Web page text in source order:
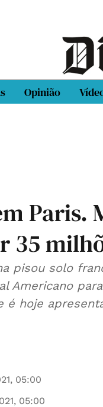
Opinião
Paris.
35
pisou solo
Americano
é hoje
05:00
05:00